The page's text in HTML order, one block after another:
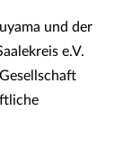
und der
e.V.